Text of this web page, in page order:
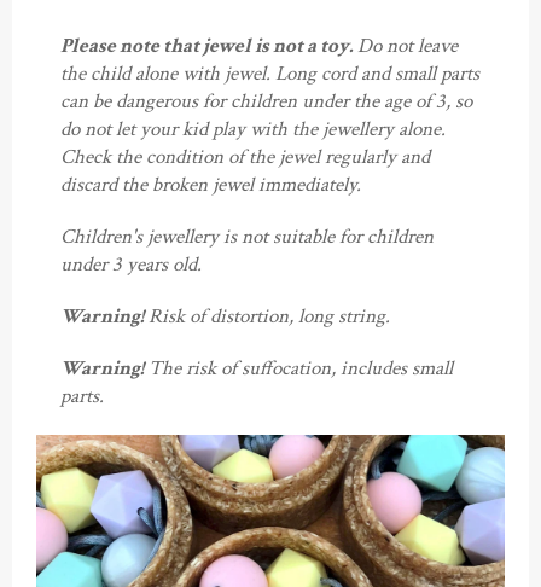
Please note that jewel is not a toy.Do not leave
the child alone with jewel. Long cord and small parts
can be dangerous for children under the age of 3, so
do not let your kid play with the jewellery alone.
Check the condition of the jewel regularly and
discard the broken jewel immediately.
Children's jewellery is not suitable for children
under 3 years old.
Warning!Risk of distortion, long string.
Warning!The risk of suffocation, includes small
parts.